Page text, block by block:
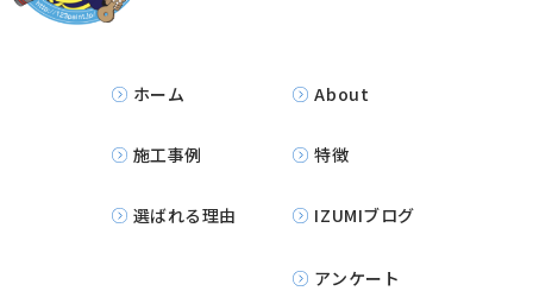
ホーム About
施工事例 特徴
選ばれる理由 IZUMIブログ
アンケート